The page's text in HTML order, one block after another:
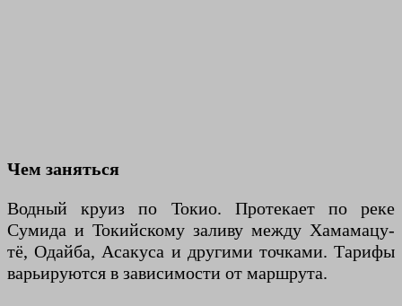
Чем заняться
Водный круиз по Токио. Протекает по реке
Сумида и Токийскому заливу между Хамамацу-
тё, Одайба, Асакуса и другими точками. Тарифы
варьируются в зависимости от маршрута.